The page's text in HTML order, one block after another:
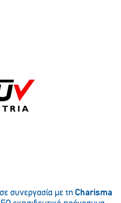
σε συνεργασία με τη Charisma